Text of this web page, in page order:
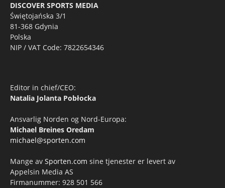
DISCOVER SPORTS MEDIA
Świętojańska 3/1
81-368 Gdynia
Polska
NIP / VAT Code: 7822654346
Editor in chief/CEO:
Natalia Jolanta Pobłocka
Ansvarlig Norden og Nord-Europa:
Michael Breines Oredam
michael@sporten.com
Mange av Sporten.com sine tjenester er levert av
Appelsin Media AS
Firmanummer: 928 501 566